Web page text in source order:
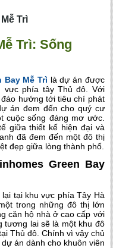
Trì
Trì: Sống
Bay Mễ Trì là dự án được
vực phía tây Thủ đô. Với
hướng tới tiêu chí phát
án đem đến cho quý cư
cuộc sống đáng mơ ước.
giữa thiết kế hiện đại và
đã đem đến một đô thị
đẹp giữa lòng thành phố.
Green Bay
tại khu vực phía Tây Hà
trong những đô thị lớn
căn hộ nhà ở cao cấp với
tương lai sẽ là một khu đô
Thủ đô. Chính vì vậy chủ
án dành cho khuôn viên